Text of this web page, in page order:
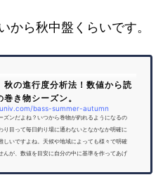
から秋中盤くらいです。
秋の進行度分析法！数値から読
き物シーズン。
bass-summer-autumn
ズンだよね？いつから巻物が釣れるようになるの
り目って毎日釣り場に通わないとなかなか明確に
しいですよね。天候や地域によっても様々で明確
んが、数値を目安に自分の中に基準を作ってあげ